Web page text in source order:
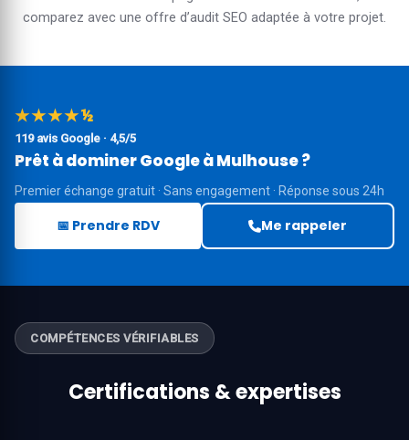
comparez avec une offre d’audit SEO adaptée à votre projet.
★★★★½
119 avis Google · 4,5/5
Prêt à dominer Google à Mulhouse ?
Premier échange gratuit · Sans engagement · Réponse sous 24h
📅 Prendre RDV Me rappeler
COMPÉTENCES VÉRIFIABLES
Certifications & expertises